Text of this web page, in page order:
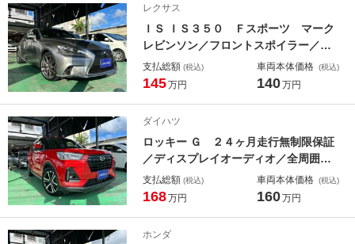
新品ホイール／新品タイヤ
レクサス
ＩＳ ＩＳ３５０ Ｆスポーツ マーク
レビンソン／フロントスポイラー／純
正ナビ／バックカメラ／ＥＴＣ／Ｂｌ
ｕｅｔｏｏｔｈ／ブラインドスポット
シートクーラー
支払総額 (税込)
145万円
車両本体価格 (税込)
140万円
ダイハツ
ロッキー Ｇ ２４ヶ月走行無制限保証
／ディスプレイオーディオ／全周囲カ
メラ／フルセグＴＶ／Ｂｌｕｅｔｏｏ
ｔｈ／シートヒーター／ＬＥＤヘッド
支払総額 (税込)
168万円
車両本体価格 (税込)
160万円
ホンダ